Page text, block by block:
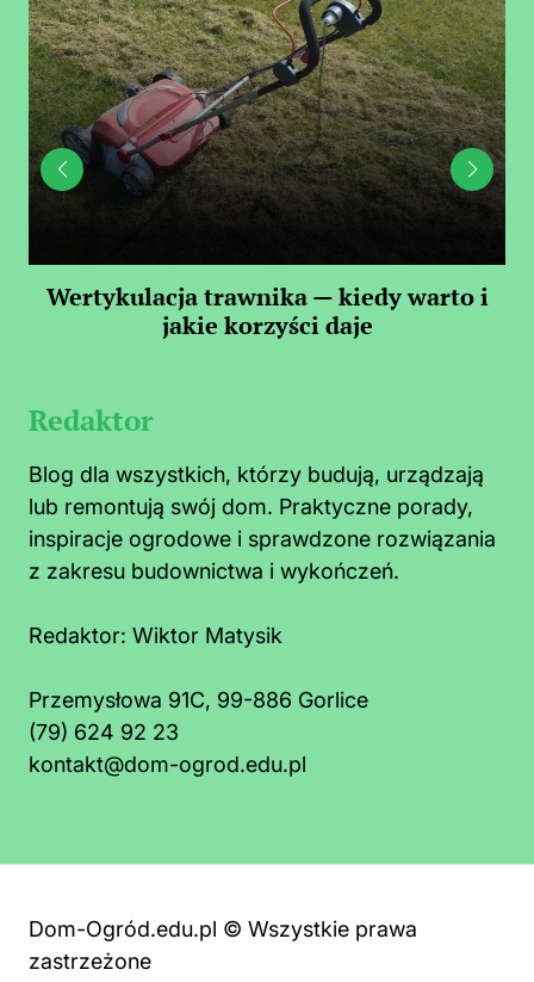
Wertykulacja trawnika — kiedy warto i
jakie korzyści daje
Redaktor
Blog dla wszystkich, którzy budują, urządzają
lub remontują swój dom. Praktyczne porady,
inspiracje ogrodowe i sprawdzone rozwiązania
z zakresu budownictwa i wykończeń.
Redaktor: Wiktor Matysik
Przemysłowa 91C, 99-886 Gorlice
(79) 624 92 23
kontakt@dom-ogrod.edu.pl
Dom-Ogród.edu.pl © Wszystkie prawa
zastrzeżone